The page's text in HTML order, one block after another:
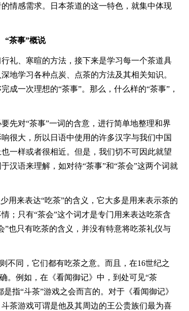
情感需求。日本茶道的这一特色，就集中体现
“茶事”概说
礼、寒暄的方法，接下来是学习每一个茶道具
地学习各种点炭、点茶的方法及其相关知识。
成一次理想的“茶事”。那么，什么样的“茶事”，
先对“茶事”一词的含意，进行简单地整理和界
很大，所以日语中使用的许多汉字与我们中国
一样或者很相近。但是，我们切不可因此就望
汉语来理解，如对待“茶事”和“茶会”这两个词就
用来表达“吃茶”的含义，它大多是用来表示茶的
；只有“茶会”这个词才是专门用来表达吃茶含
”也只有吃茶的含义，并没有特意将吃茶礼仪与
不同，它们都有吃茶之意。而且，在16世纪之
。例如，在《看闻御记》中，到处可见“茶
指“斗茶”游戏之会而言的。对于《看闻御记》
游戏可谓是他及其周边的王公贵族们最为喜